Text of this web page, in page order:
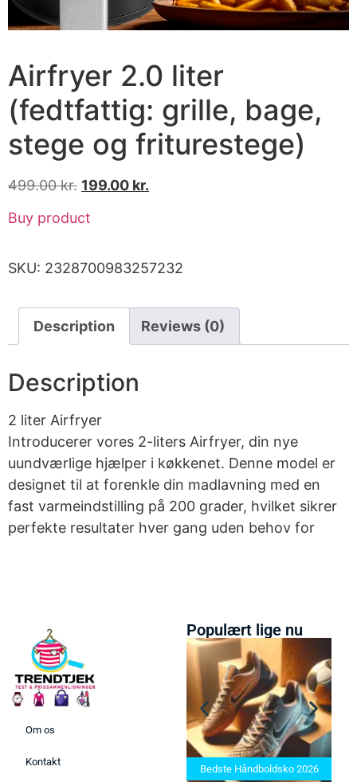
Airfryer 2.0 liter
(fedtfattig: grille, bage,
stege og friturestege)
499.00kr. 199.00 kr.
Buy product
SKU: 2328700983257232
Description Reviews (0)
Description
2 liter Airfryer
Introducerer vores 2-liters Airfryer, din nye
uundværlige hjælper i køkkenet. Denne model er
designet til at forenkle din madlavning med en
fast varmeindstilling på 200 grader, hvilket sikrer
perfekte resultater hver gang uden behov for
Om os
Kontakt
Populært lige nu
Bedste Saunatæppe 2025 –
Find de bedste produkter her!
Bedste Håndboldsko 2026